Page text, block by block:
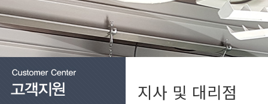
지사 및 대리점